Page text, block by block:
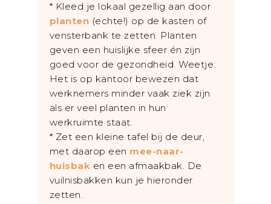
* Kleed je lokaal gezellig aan door
planten (echte!) op de kasten of
vensterbank te zetten. Planten
geven een huislijke sfeer én zijn
goed voor de gezondheid. Weetje:
Het is op kantoor bewezen dat
werknemers minder vaak ziek zijn
als er veel planten in hun
werkruimte staat.
* Zet een kleine tafel bij de deur,
met daarop een mee-naar-
huisbak en een afmaakbak. De
vuilnisbakken kun je hieronder
zetten.